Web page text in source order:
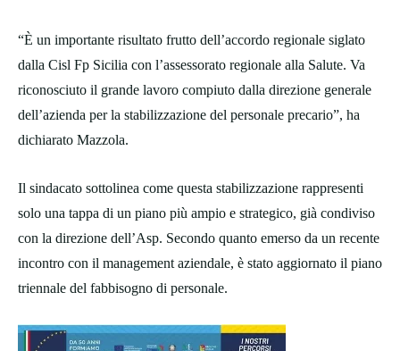
“È un importante risultato frutto dell’accordo regionale siglato
dalla Cisl Fp Sicilia con l’assessorato regionale alla Salute. Va
riconosciuto il grande lavoro compiuto dalla direzione generale
dell’azienda per la stabilizzazione del personale precario”, ha
dichiarato Mazzola.
Il sindacato sottolinea come questa stabilizzazione rappresenti
solo una tappa di un piano più ampio e strategico, già condiviso
con la direzione dell’Asp. Secondo quanto emerso da un recente
incontro con il management aziendale, è stato aggiornato il piano
triennale del fabbisogno di personale.